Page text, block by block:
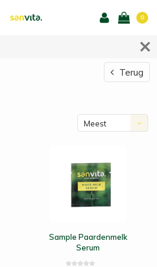
0
Terug
Meest
Sample Paardenmelk
Serum